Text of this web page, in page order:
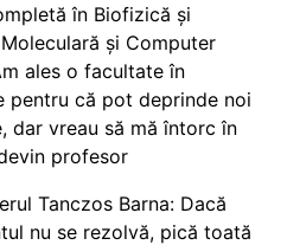
în Biofizică și
și Computer
ales o facultate în
pentru că pot deprinde noi
dar vreau să mă întorc în
profesor
Tanczos Barna: Dacă
nu se rezolvă, pică toată